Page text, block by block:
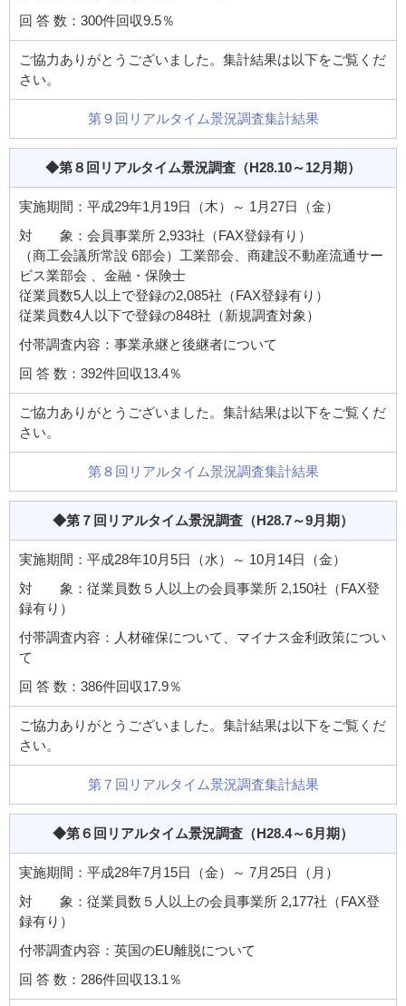
回 答 数：300件回収9.5％
ご協力ありがとうございました。集計結果は以下をご覧くだ
さい。
第９回リアルタイム景況調査集計結果
◆第８回リアルタイム景況調査 （H28.10～12月期）
実施期間：平成29年1月19日（木）～ 1月27日（金）
対 象：会員事業所 2,933社（FAX登録有り）
（商工会議所常設 6部会）工業部会、商建設不動産流通サー
ビス業部会 、金融・保険士
従業員数5人以上で登録の2,085社（FAX登録有り）
従業員数4人以下で登録の848社（新規調査対象）
付帯調査内容：事業承継と後継者について
回 答 数：392件回収13.4％
ご協力ありがとうございました。集計結果は以下をご覧くだ
さい。
第８回リアルタイム景況調査集計結果
◆第７回リアルタイム景況調査 （H28.7～9月期）
実施期間：平成28年10月5日（水）～ 10月14日（金）
対 象：従業員数５人以上の会員事業所 2,150社（FAX登
録有り）
付帯調査内容：人材確保について、マイナス金利政策につい
て
回 答 数：386件回収17.9％
ご協力ありがとうございました。集計結果は以下をご覧くだ
さい。
第７回リアルタイム景況調査集計結果
◆第６回リアルタイム景況調査 （H28.4～6月期）
実施期間：平成28年7月15日（金）～ 7月25日（月）
対 象：従業員数５人以上の会員事業所 2,177社（FAX登
録有り）
付帯調査内容：英国のEU離脱について
回 答 数：286件回収13.1％